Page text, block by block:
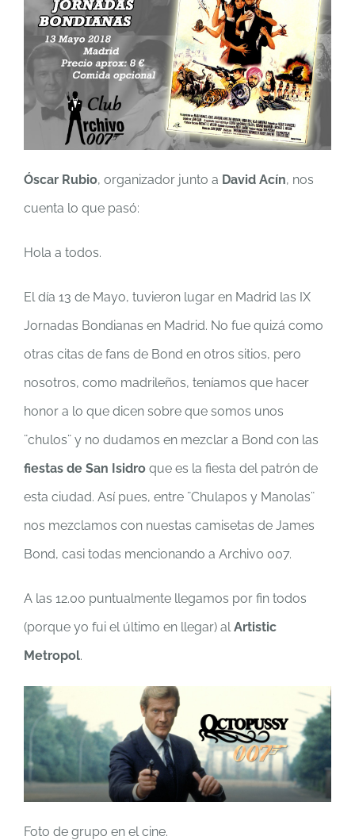
Óscar Rubio, organizador junto a David Acín, nos
cuenta lo que pasó:
Hola a todos.
El día 13 de Mayo, tuvieron lugar en Madrid las IX
Jornadas Bondianas en Madrid. No fue quizá como
otras citas de fans de Bond en otros sitios, pero
nosotros, como madrileños, teníamos que hacer
honor a lo que dicen sobre que somos unos
¨chulos¨ y no dudamos en mezclar a Bond con las
fiestas de San Isidro que es la fiesta del patrón de
esta ciudad. Así pues, entre ¨Chulapos y Manolas¨
nos mezclamos con nuestas camisetas de James
Bond, casi todas mencionando a Archivo 007.
A las 12.00 puntualmente llegamos por fin todos
(porque yo fui el último en llegar) alArtistic
Metropol.
Foto de grupo en el cine.